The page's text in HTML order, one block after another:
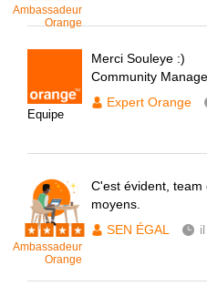
Ambassadeur
Orange
Equipe
Merci Souleye :)
Community
Expert Orange
Ambassadeur
Orange
C'est évident,
moyens.
SEN ÉGAL